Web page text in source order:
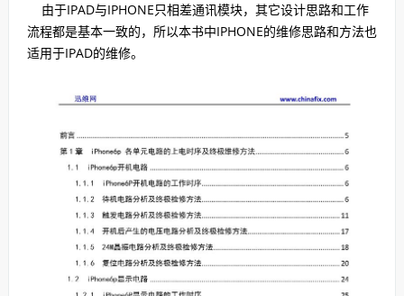
由于IPAD与IPHONE只相差通讯模块，其它设计思路和工作
流程都是基本一致的，所以本书中IPHONE的维修思路和方法也
适用于IPAD的维修。